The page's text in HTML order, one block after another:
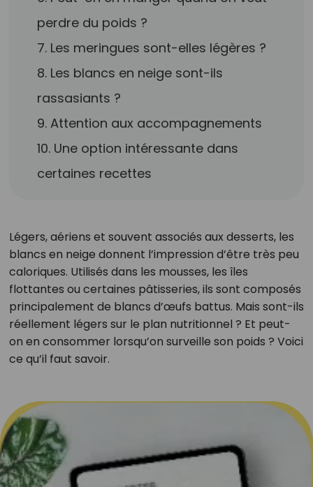
perdre du poids ?
7. Les meringues sont-elles légères ?
8. Les blancs en neige sont-ils
rassasiants ?
9. Attention aux accompagnements
10. Une option intéressante dans
certaines recettes
Légers, aériens et souvent associés aux desserts, les
blancs en neige donnent l’impression d’être très peu
caloriques. Utilisés dans les mousses, les îles
flottantes ou certaines pâtisseries, ils sont composés
principalement de blancs d’œufs battus. Mais sont-ils
réellement légers sur le plan nutritionnel ? Et peut-
on en consommer lorsqu’on surveille son poids ? Voici
ce qu’il faut savoir.